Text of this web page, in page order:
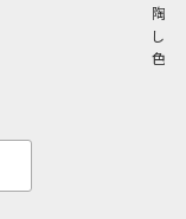
陶器
しい
色の